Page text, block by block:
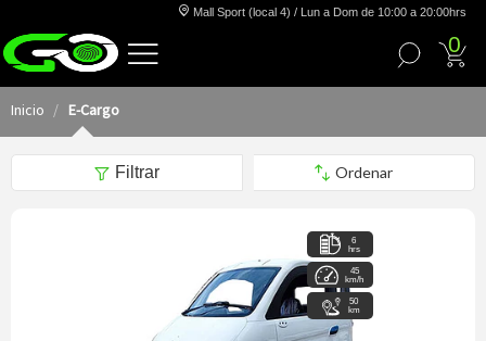
Mall Sport (local 4) / Lun a Dom de 10:00 a 20:00hrs
0
Inicio E-Cargo
Filtrar
6
hrs
45
km/h
50
km